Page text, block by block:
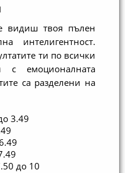
видиш твоя пълен
интелигентност.
ти по всички
с емоционалната
сa разделени на
3.49
до 10